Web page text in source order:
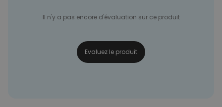
Il n'y a pas encore d'évaluation sur ce produit
Evaluez le produit